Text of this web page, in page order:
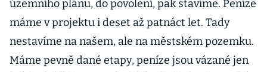
územního plánu, do povolení, pak stavíme. Peníze
máme v projektu i deset až patnáct let. Tady
nestavíme na našem, ale na městském pozemku.
Máme pevně dané etapy, peníze jsou vázané jen